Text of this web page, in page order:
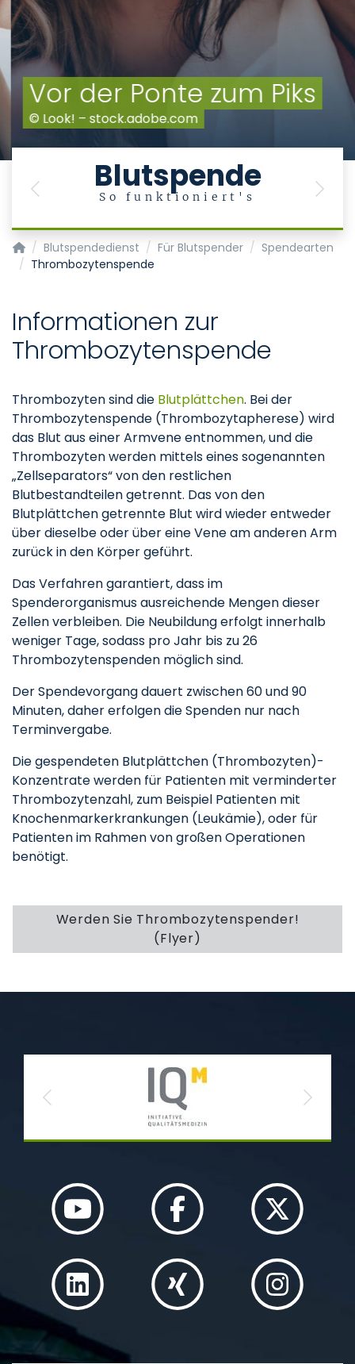
Vor der Ponte zum Piks
© Look! – stock.adobe.com
Blutspende
So funktioniert's
Previous Next
Transfusionsmedizin/Blutspendedienst
Blutspendedienst Für Blutspender
Spendearten
Thrombozytenspende
Informationen zur
Thrombozytenspende
Thrombozyten sind die Blutplättchen. Bei der
Thrombozytenspende (Thrombozytapherese) wird
das Blut aus einer Armvene entnommen, und die
Thrombozyten werden mittels eines sogenannten
„Zellseparators“ von den restlichen
Blutbestandteilen getrennt. Das von den
Blutplättchen getrennte Blut wird wieder entweder
über dieselbe oder über eine Vene am anderen Arm
zurück in den Körper geführt.
Das Verfahren garantiert, dass im
Spenderorganismus ausreichende Mengen dieser
Zellen verbleiben. Die Neubildung erfolgt innerhalb
weniger Tage, sodass pro Jahr bis zu 26
Thrombozytenspenden möglich sind.
Der Spendevorgang dauert zwischen 60 und 90
Minuten, daher erfolgen die Spenden nur nach
Terminvergabe.
Die gespendeten Blutplättchen (Thrombozyten)-
Konzentrate werden für Patienten mit verminderter
Thrombozytenzahl, zum Beispiel Patienten mit
Knochenmarkerkrankungen (Leukämie), oder für
Patienten im Rahmen von großen Operationen
benötigt.
Werden Sie Thrombozytenspender!
(Flyer)
Previous Next